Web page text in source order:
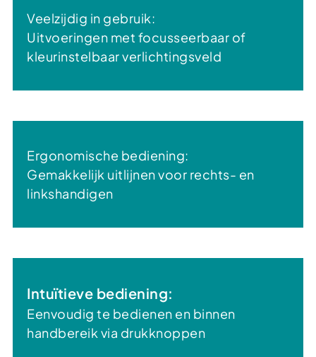
Veelzijdig in gebruik:
Uitvoeringen met focusseerbaar of
kleurinstelbaar verlichtingsveld
Ergonomische bediening:
Gemakkelijk uitlijnen voor rechts- en
linkshandigen
Intuïtieve bediening:
Eenvoudig te bedienen en binnen
handbereik via drukknoppen